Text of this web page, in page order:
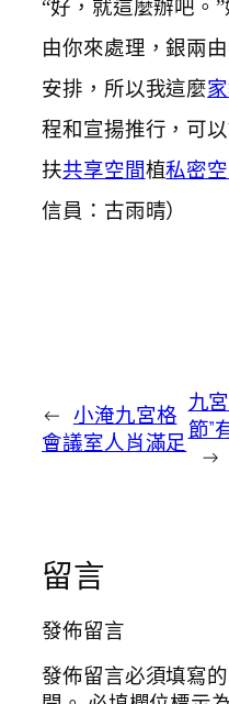
“好，就這麼辦吧。
由你來處理，銀兩
安排，所以我這麼
程和宣揚推行，可
扶共享空間植私密
信員：古雨晴）
← 小淹九宮格
會議室人肖滿足
九
節”
→
留言
發佈留言
發佈留言必須填寫